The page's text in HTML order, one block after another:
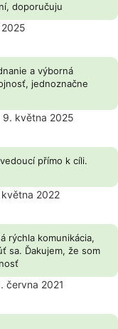
doporučuju
a výborná
jednoznačne
9. května 2025
přímo k cíli.
května 2022
rýchla komunikácia,
sa. Ďakujem, že som
června 2021